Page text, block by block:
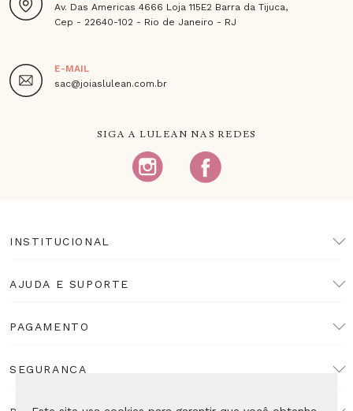
Av. Das Americas 4666 Loja 115E2 Barra da Tijuca,
Cep - 22640-102 - Rio de Janeiro - RJ
E-MAIL
sac@joiaslulean.com.br
SIGA A LULEAN NAS REDES
INSTITUCIONAL
AJUDA E SUPORTE
PAGAMENTO
SEGURANÇA